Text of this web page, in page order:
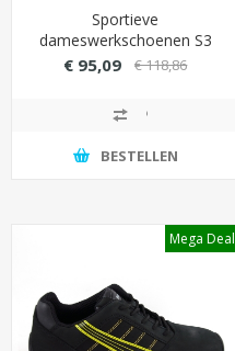
Sportieve
dameswerkschoenen S3
SRC Sixton Cuban laag met
€ 95,09 € 118,86
BESTELLEN
Mega Deal